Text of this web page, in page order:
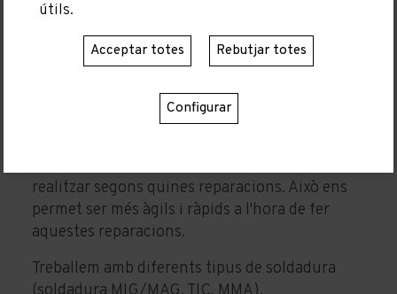
Disposem de taller propi de metal·listeria que
realitzar segons quines reparacions. Això ens
permet ser més àgils i ràpids a l'hora de fer
aquestes reparacions.
Treballem amb diferents tipus de soldadura
útils.
Acceptar totes Rebutjar totes
Configurar